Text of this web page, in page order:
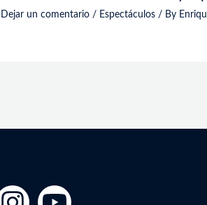
Dejar un comentario / Espectáculos/ By